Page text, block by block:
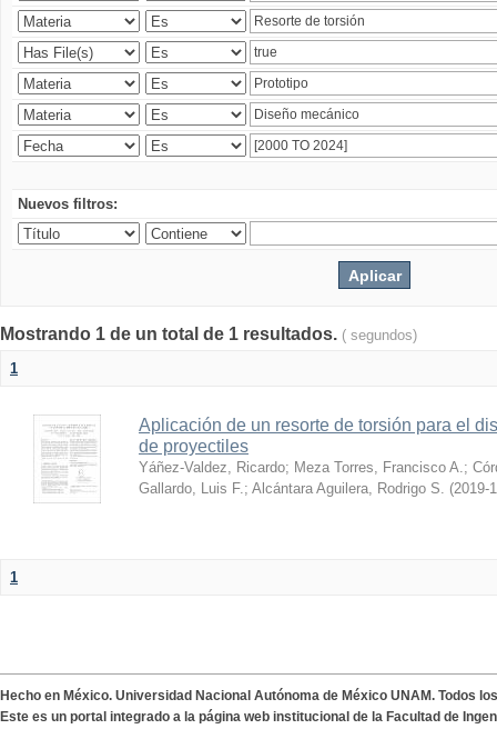
Nuevos filtros:
Mostrando 1 de un total de 1 resultados. ( segundos)
1
Aplicación de un resorte de torsión para el
de proyectiles
Yáñez-Valdez, Ricardo; Meza Torres, Francisco A.;
Gallardo, Luis F.; Alcántara Aguilera, Rodrigo S. (2019-
1
Hecho en México. Universidad Nacional Autónoma de México UNAM. Todos
Este es un portal integrado a la página web institucional de la Facultad de